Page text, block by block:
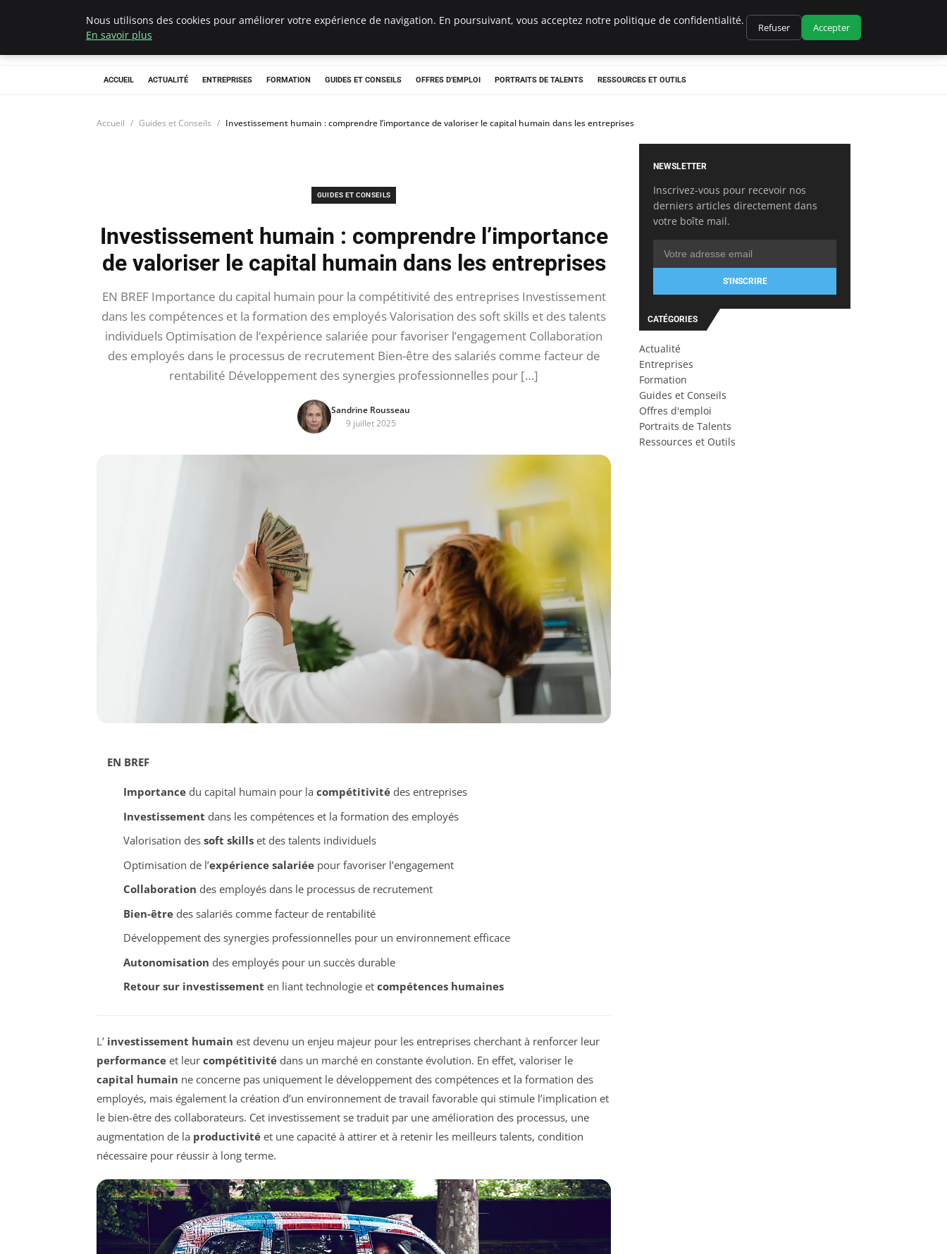
Chasseur De Tête
ACCUEIL ACTUALITÉ ENTREPRISES FORMATION GUIDES ET CONSEILS OFFRES D'EMPLOI PORTRAITS DE TALENTS RESSOURCES ET OUTILS
Accueil Guides et Conseils Investissement humain : comprendre l’importance de valoriser le capital humain dans les entreprises
GUIDES ET CONSEILS
Investissement humain : comprendre l’importance
de valoriser le capital humain dans les entreprises
EN BREF Importance du capital humain pour la compétitivité des entreprises Investissement
dans les compétences et la formation des employés Valorisation des soft skills et des talents
individuels Optimisation de l’expérience salariée pour favoriser l’engagement Collaboration
des employés dans le processus de recrutement Bien-être des salariés comme facteur de
rentabilité Développement des synergies professionnelles pour […]
Sandrine Rousseau
9 juillet 2025
EN BREF
Importancedu capital humain pour la compétitivitédes entreprises
Investissement dans les compétences et la formation des employés
Valorisation des soft skillset des talents individuels
Optimisation de l’expérience salariéepour favoriser l’engagement
Collaboration des employés dans le processus de recrutement
Bien-êtredes salariés comme facteur de rentabilité
Développement des synergies professionnelles pour un environnement efficace
Autonomisation des employés pour un succès durable
Retour sur investissement en liant technologie et compétences humaines
L’ investissement humain est devenu un enjeu majeur pour les entreprises cherchant à renforcer leur
performance et leur compétitivité dans un marché en constante évolution. En effet, valoriser le
capital humain ne concerne pas uniquement le développement des compétences et la formation des
employés, mais également la création d’un environnement de travail favorable qui stimule l’implication et
le bien-être des collaborateurs. Cet investissement se traduit par une amélioration des processus, une
augmentation de la productivité et une capacité à attirer et à retenir les meilleurs talents, condition
nécessaire pour réussir à long terme.
NEWSLETTER
Inscrivez-vous pour recevoir nos
derniers articles directement dans
votre boîte mail.
S'INSCRIRE
CATÉGORIES
Actualité
Entreprises
Formation
Guides et Conseils
Offres d'emploi
Portraits de Talents
Ressources et Outils
Nous utilisons des cookies pour améliorer votre expérience de navigation. En poursuivant, vous acceptez notre politique de confidentialité.
En savoir plus
Refuser Accepter